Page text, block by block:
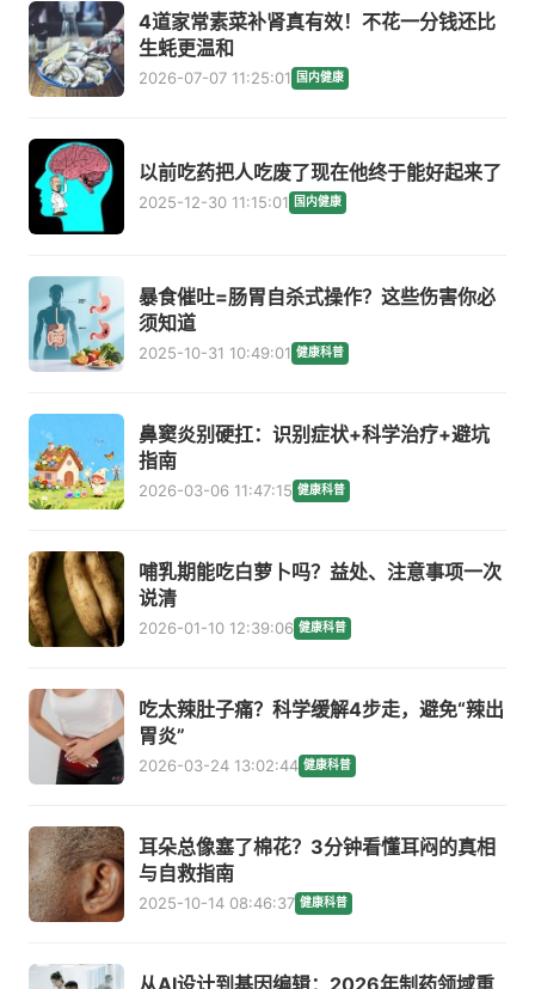
4道家常素菜补肾真有效！不花一分钱还比
生蚝更温和
2026-07-07 11:25:01 国内健康
以前吃药把人吃废了现在他终于能好起来了
2025-12-30 11:15:01 国内健康
暴食催吐=肠胃自杀式操作？这些伤害你必
须知道
2025-10-31 10:49:01 健康科普
鼻窦炎别硬扛：识别症状+科学治疗+避坑
指南
2026-03-06 11:47:15 健康科普
哺乳期能吃白萝卜吗？益处、注意事项一次
说清
2026-01-10 12:39:06 健康科普
吃太辣肚子痛？科学缓解4步走，避免“辣出
胃炎”
2026-03-24 13:02:44 健康科普
耳朵总像塞了棉花？3分钟看懂耳闷的真相
与自救指南
2025-10-14 08:46:37 健康科普